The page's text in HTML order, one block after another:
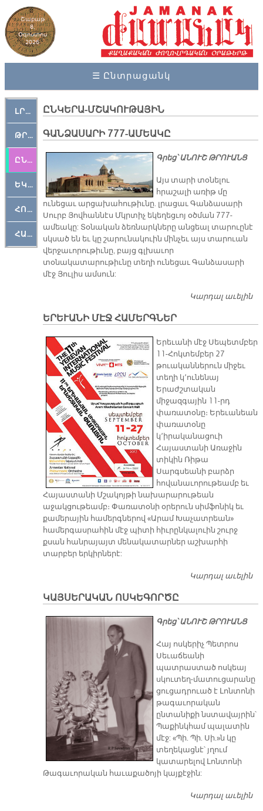
Շաբաթ
8,
Օգոստոս
2026
☰ Ընտրացանկ
ԼՐԱՀՈՍ
ԹՐՔԱՀԱՅ ԿԵԱՆՔ
ԸՆԿԵՐԱՄՇԱԿՈՒԹԱՅԻՆ
ԵԿԵՂԵՑԱԿԱՆ
ՀՈԳԵՄՏԱՒՈՐ
ՀԱՐԹԱԿ
ԸՆԿԵՐԱ-ՄՇԱԿՈՒԹԱՅԻՆ
ԳԱՆՁԱՍԱՐԻ 777-ԱՄԵԱԿԸ
Գրեց՝ ԱՆՈՒՇ ԹՐՈՒԱՆՑ
Այս տարի տօնելու
հրաշալի առիթ մը
ունեցաւ արցախահութիւնը. լրացաւ Գանձասարի
Սուրբ Յովհաննէս Մկրտիչ եկեղեցւոյ օծման 777-
ամեակը: Տօնական ձեռնարկները անցեալ տարուընէ
սկսած են եւ կը շարունակուին մինչեւ այս տարուան
վերջաւորութիւնը, բայց գլխաւոր
տօնակատարութիւնը տեղի ունեցաւ Գանձասարի
մէջ Յուլիս ամսուն:
Կարդալ աւելին
ԵՐԵՒԱՆԻ ՄԷՋ ՀԱՄԵՐԳՆԵՐ
Երեւանի մէջ Սեպետմբեր
11-Հոկտեմբեր 27
թուականներուն միջեւ
տեղի կ՚ունենայ
Երաժշտական
միջազգային 11-րդ
փառատօնը։ Երեւանեան
փառատօնը
կ՚իրականացուի
Հայաստանի Առաջին
տիկին Ռիթա
Սարգսեանի բարձր
հովանաւորութեամբ եւ
Հայաստանի Մշակոյթի նախարարութեան
աջակցութեամբ։ Փառատօնի օրերուն սիմֆոնիկ եւ
քամերային համերգներով «Արամ Խաչատրեան»
համերգասրահին մէջ պիտի հիւրընկալուին շուրջ
քսան հանրայայտ մենակատարներ աշխարհի
տարբեր երկիրներէ:
Կարդալ աւելին
ԿԱՅՍԵՐԱԿԱՆ ՈՍԿԵԳՈՐԾԸ
Գրեց՝ ԱՆՈՒՇ ԹՐՈՒԱՆՑ
Հայ ոսկերիչ Պետրոս
Սեւաճեանի
պատրաստած ոսկեայ
սկուտեղ-մատուցարանը
ցուցադրուած է Լոնտոնի
թագաւորական
ընտանիքի նստավայրին՝
Պաքինկհամ պալատին
մէջ: «Պի. Պի. Սի.»ն կը
տեղեկացնէ՝ յղում
կատարելով Լոնտոնի
Թագաւորական հաւաքածոյի կայքէջին:
Կարդալ աւելին